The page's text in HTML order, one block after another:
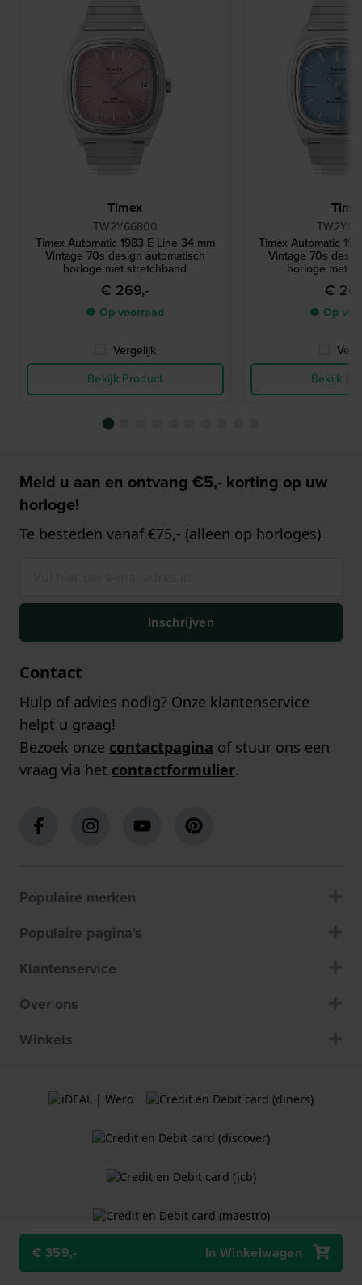
€ 359,- In Winkelwagen
Timex
TW2Y66800
Timex Automatic 1983 E Line 34 mm
Vintage 70s design automatisch
horloge met stretchband
€ 269,-
● Op voorraad
Vergelijk
Bekijk Product
Timex Automatic
Vintage 70s
horloge met
€
● Op
Bekijk
Meld u aan en ontvang €5,- korting op uw
horloge!
Te besteden vanaf €75,- (alleen op horloges)
Inschrijven
Contact
Hulp of advies nodig? Onze klantenservice
helpt u graag!
Bezoek onze contactpagina of stuur ons een
vraag via het contactformulier.
Populaire merken
Populaire pagina's
Klantenservice
Over ons
Winkels